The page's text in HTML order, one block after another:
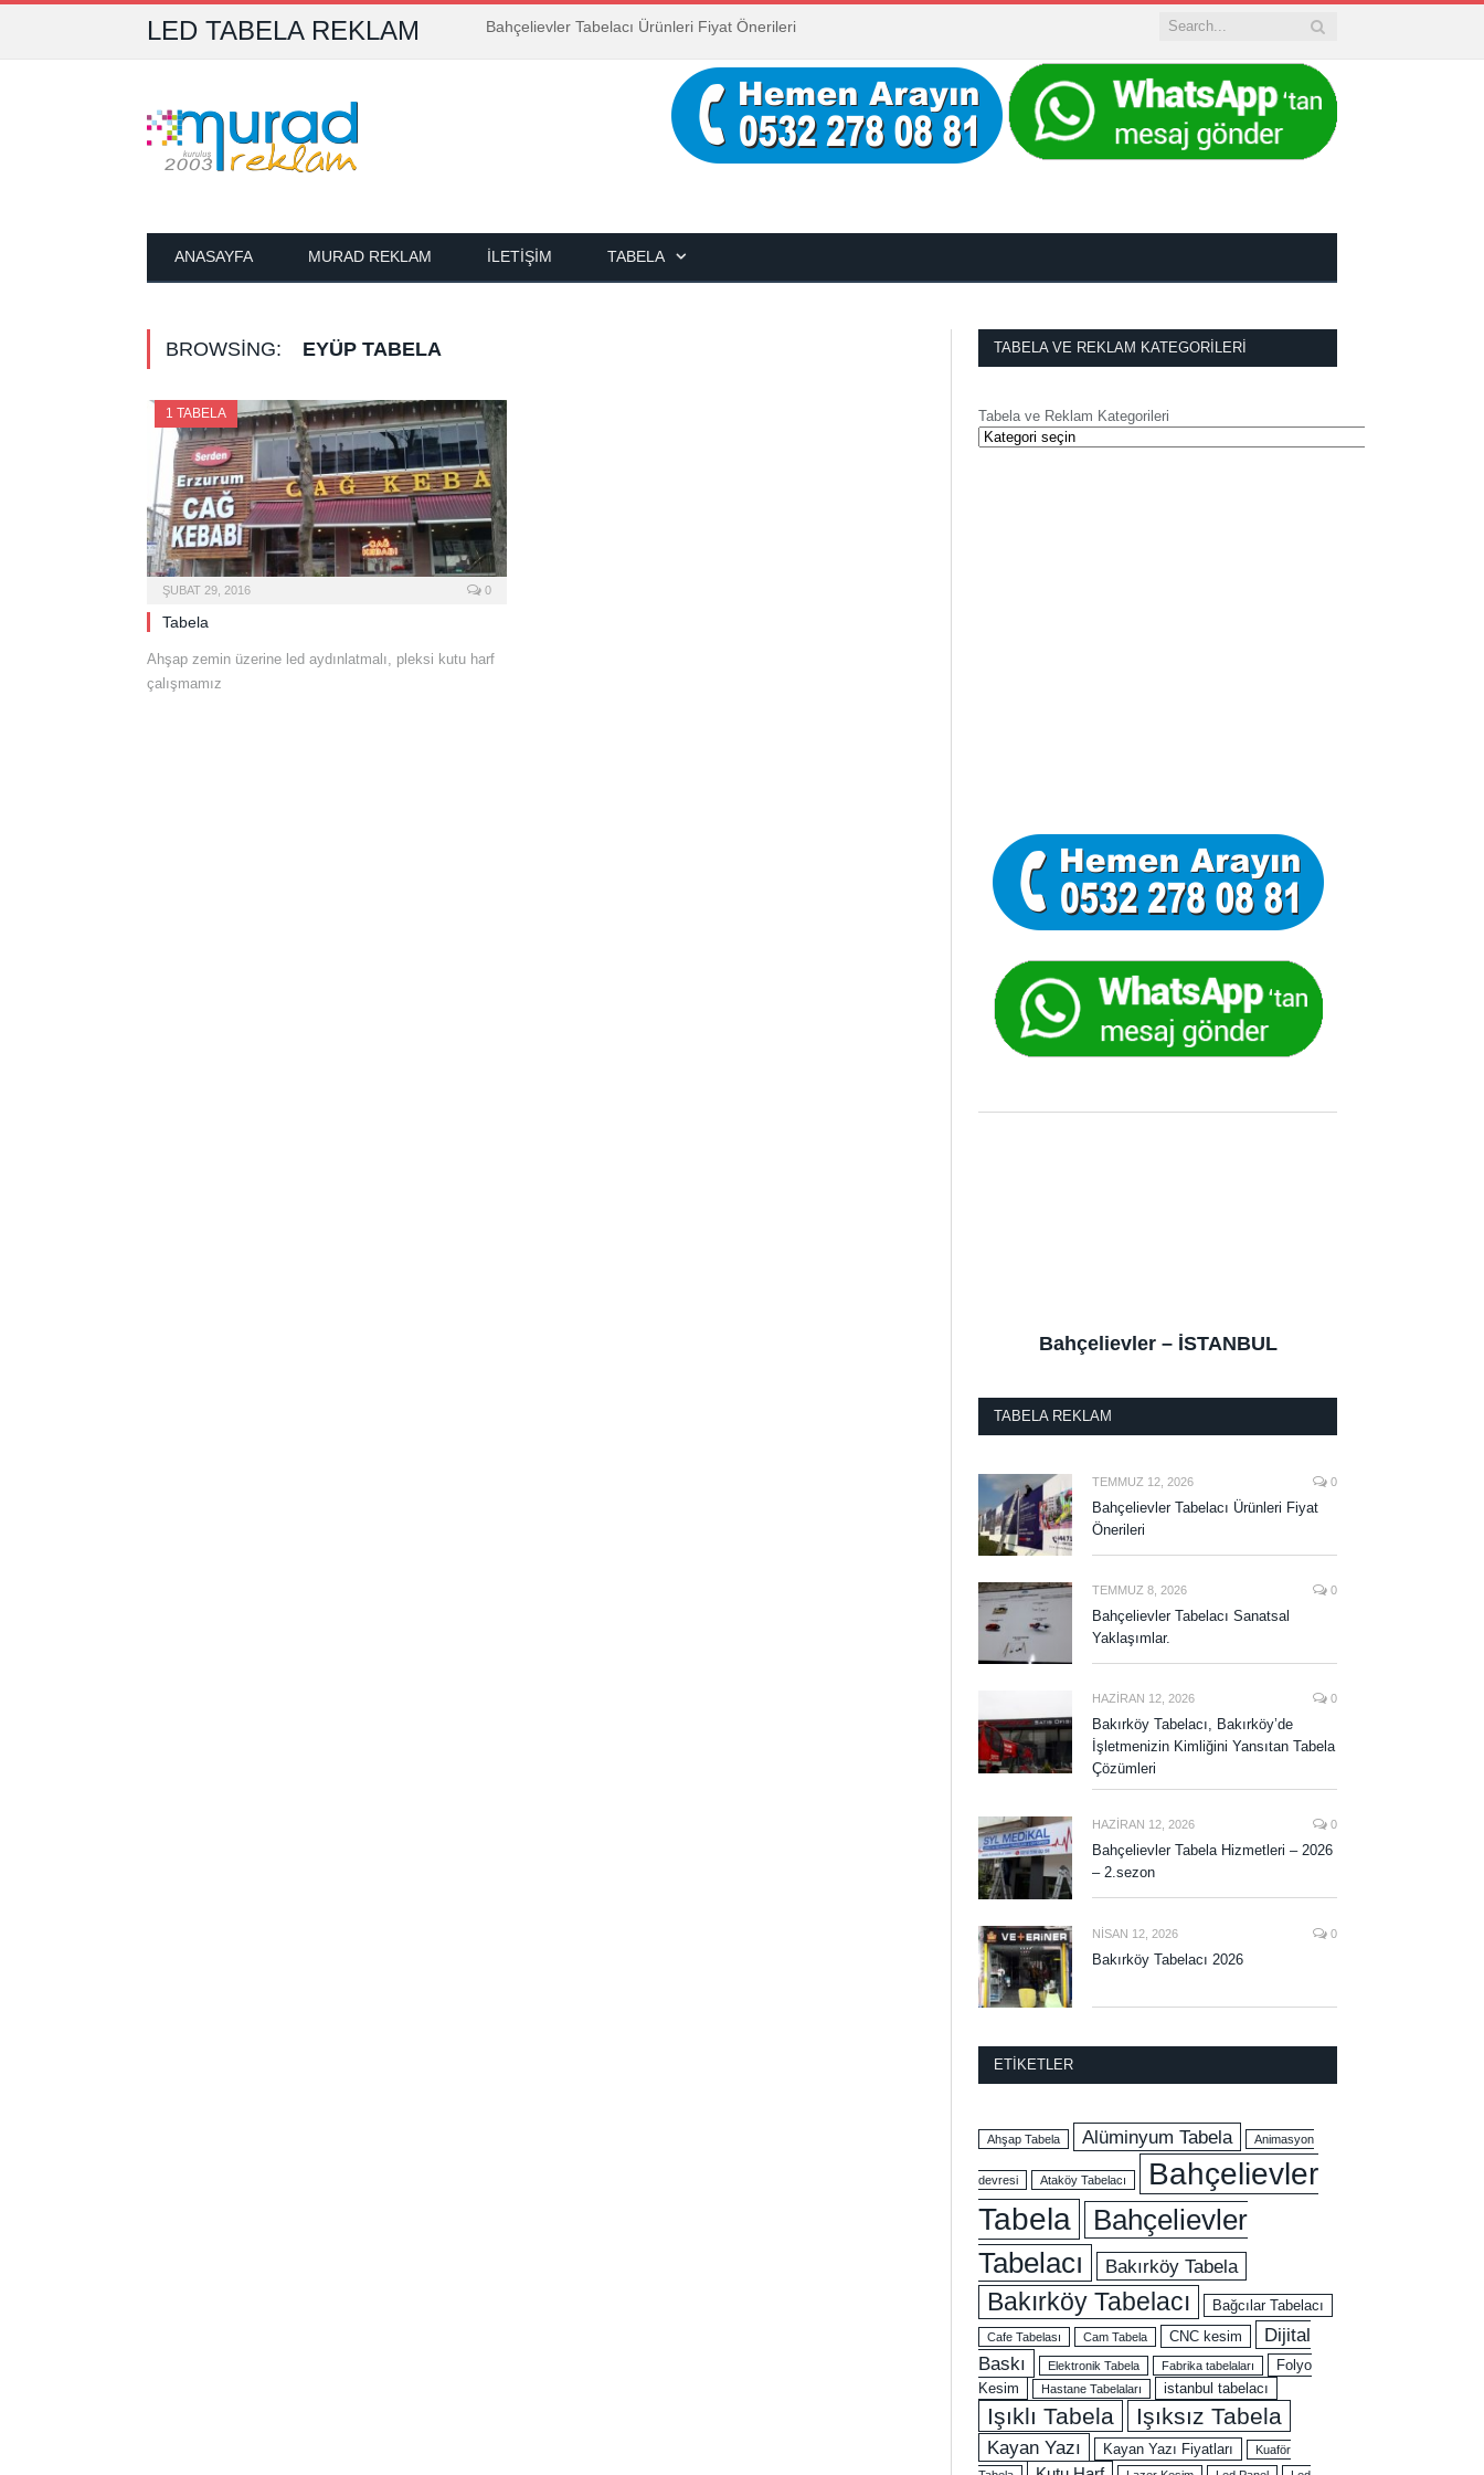
LED TABELA REKLAM Bahçelievler Tabelacı Ürünleri Fiyat Önerileri
ANASAYFA MURAD REKLAM İLETIŞIM TABELA
BROWSING: EYÜP TABELA
1 TABELA
ŞUBAT 29, 2016 0
Tabela
Ahşap zemin üzerine led aydınlatmalı, pleksi kutu harf
çalışmamız
TABELA VE REKLAM KATEGORILERI
Tabela ve Reklam Kategorileri
Bahçelievler – İSTANBUL
TABELA REKLAM
TEMMUZ 12, 2026 0
Bahçelievler Tabelacı Ürünleri Fiyat
Önerileri
TEMMUZ 8, 2026 0
Bahçelievler Tabelacı Sanatsal
Yaklaşımlar.
HAZIRAN 12, 2026 0
Bakırköy Tabelacı, Bakırköy’de
İşletmenizin Kimliğini Yansıtan Tabela
Çözümleri
HAZIRAN 12, 2026 0
Bahçelievler Tabela Hizmetleri – 2026
– 2.sezon
NISAN 12, 2026 0
Bakırköy Tabelacı 2026
ETIKETLER
Ahşap Tabela Alüminyum Tabela Animasyon
devresi Ataköy Tabelacı
Bahçelievler
Tabela
Bahçelievler
Tabelacı
Bakırköy Tabela
Bakırköy Tabelacı Bağcılar Tabelacı
Cafe Tabelası Cam Tabela CNC kesim
Dijital
Baskı
Elektronik Tabela Fabrika tabelaları
Folyo
Kesim
Hastane Tabelaları istanbul tabelacı
Işıklı Tabela Işıksız Tabela
Kayan Yazı Kayan Yazı Fiyatları
Kuaför